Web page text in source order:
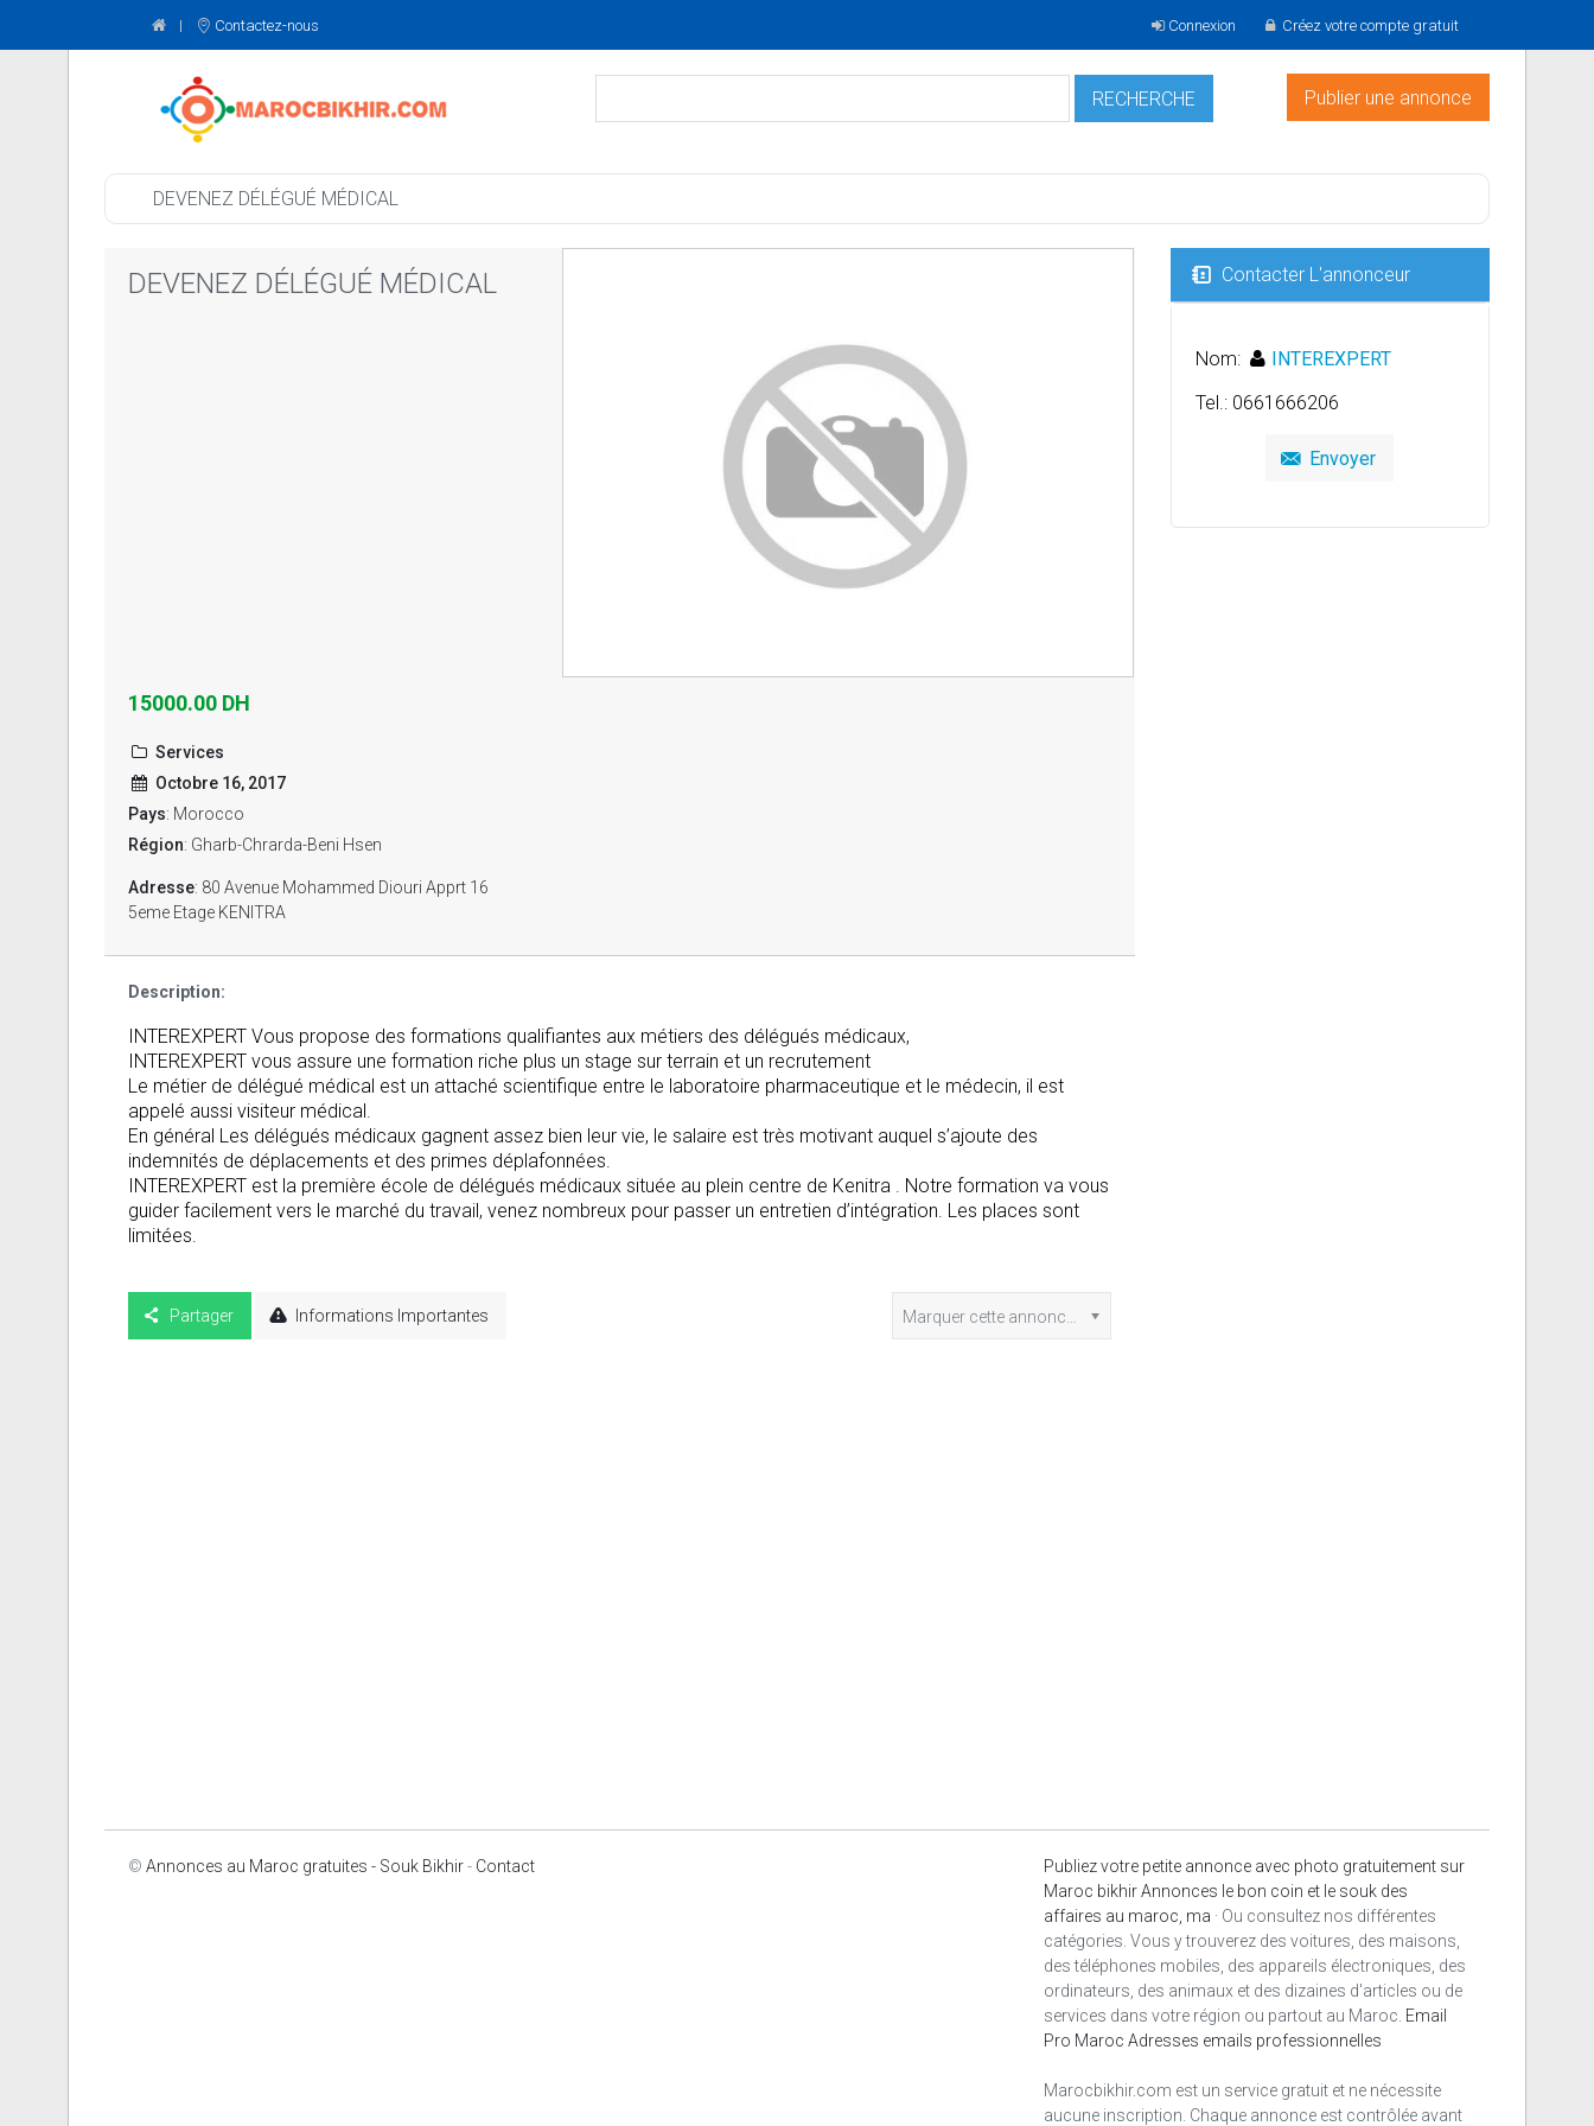
Contactez-nous Connexion Créez votre compte gratuit
Publier une annonce
DEVENEZ DÉLÉGUÉ MÉDICAL
DEVENEZ DÉLÉGUÉ MÉDICAL
15000.00 DH
Services
Octobre 16, 2017
Pays: Morocco
Région: Gharb-Chrarda-Beni Hsen
Adresse: 80 Avenue Mohammed Diouri Apprt 16
5eme Etage KENITRA
Description:
INTEREXPERT Vous propose des formations qualifiantes aux métiers des délégués médicaux,
INTEREXPERT vous assure une formation riche plus un stage sur terrain et un recrutement
Le métier de délégué médical est un attaché scientifique entre le laboratoire pharmaceutique et le médecin, il est
appelé aussi visiteur médical.
En général Les délégués médicaux gagnent assez bien leur vie, le salaire est très motivant auquel s’ajoute des
indemnités de déplacements et des primes déplafonnées.
INTEREXPERT est la première école de délégués médicaux située au plein centre de Kenitra . Notre formation va vous
guider facilement vers le marché du travail, venez nombreux pour passer un entretien d’intégration. Les places sont
limitées.
Partager Informations Importantes
Contacter L'annonceur
Nom:
INTEREXPERT
Tel.: 0661666206
Envoyer
© Annonces au Maroc gratuites - Souk Bikhir- Contact
Publiez votre petite annonce avec photo gratuitement sur
Maroc bikhir Annonces le bon coin et le souk des
affaires au maroc, ma · Ou consultez nos différentes
catégories. Vous y trouverez des voitures, des maisons,
des téléphones mobiles, des appareils électroniques, des
ordinateurs, des animaux et des dizaines d'articles ou de
services dans votre région ou partout au Maroc. Email
Pro Maroc Adresses emails professionnelles
Marocbikhir.com est un service gratuit et ne nécessite
aucune inscription. Chaque annonce est contrôlée avant